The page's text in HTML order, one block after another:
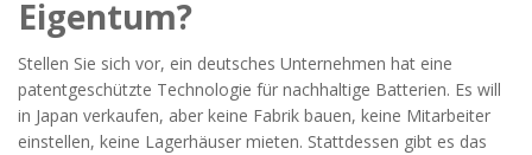
Eigentum?
Stellen Sie sich vor, ein deutsches Unternehmen hat eine
patentgeschützte Technologie für nachhaltige Batterien. Es will
in Japan verkaufen, aber keine Fabrik bauen, keine Mitarbeiter
einstellen, keine Lagerhäuser mieten. Stattdessen gibt es das